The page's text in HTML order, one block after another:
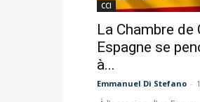
CCI
La Chambre
Espagne se
à...
Emmanuel Di Stefano -